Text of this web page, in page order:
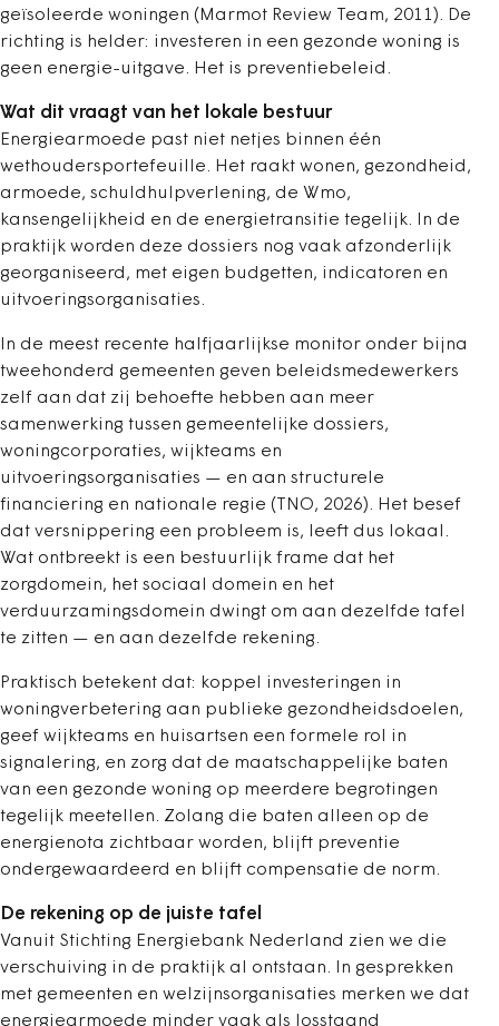
geïsoleerde woningen (Marmot Review Team, 2011). De
richting is helder: investeren in een gezonde woning is
geen energie-uitgave. Het is preventiebeleid.
Wat dit vraagt van het lokale bestuur
Energiearmoede past niet netjes binnen één
wethoudersportefeuille. Het raakt wonen, gezondheid,
armoede, schuldhulpverlening, de Wmo,
kansengelijkheid en de energietransitie tegelijk. In de
praktijk worden deze dossiers nog vaak afzonderlijk
georganiseerd, met eigen budgetten, indicatoren en
uitvoeringsorganisaties.
In de meest recente halfjaarlijkse monitor onder bijna
tweehonderd gemeenten geven beleidsmedewerkers
zelf aan dat zij behoefte hebben aan meer
samenwerking tussen gemeentelijke dossiers,
woningcorporaties, wijkteams en
uitvoeringsorganisaties — en aan structurele
financiering en nationale regie (TNO, 2026). Het besef
dat versnippering een probleem is, leeft dus lokaal.
Wat ontbreekt is een bestuurlijk frame dat het
zorgdomein, het sociaal domein en het
verduurzamingsdomein dwingt om aan dezelfde tafel
te zitten — en aan dezelfde rekening.
Praktisch betekent dat: koppel investeringen in
woningverbetering aan publieke gezondheidsdoelen,
geef wijkteams en huisartsen een formele rol in
signalering, en zorg dat de maatschappelijke baten
van een gezonde woning op meerdere begrotingen
tegelijk meetellen. Zolang die baten alleen op de
energienota zichtbaar worden, blijft preventie
ondergewaardeerd en blijft compensatie de norm.
De rekening op de juiste tafel
Vanuit Stichting Energiebank Nederland zien we die
verschuiving in de praktijk al ontstaan. In gesprekken
met gemeenten en welzijnsorganisaties merken we dat
energiearmoede minder vaak als losstaand